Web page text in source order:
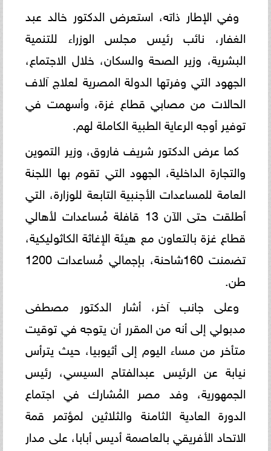
وفي الإطار ذاته، استعرض الدكتور خالد عبد
الغفار، نائب رئيس مجلس الوزراء للتنمية
البشرية، وزير الصحة والسكان، خلال الاجتماع،
الجهود التي وفرتها الدولة المصرية لعلاج آلاف
الحالات من مصابي قطاع غزة، وأسهمت في
توفير أوجه الرعاية الطبية الكاملة لهم.
كما عرض الدكتور شريف فاروق، وزير التموين
والتجارة الداخلية، الجهود التي تقوم بها اللجنة
العامة للمساعدات الأجنبية التابعة للوزارة، التي
أطلقت حتى الآن 13 قافلة مُساعدات لأهالي
قطاع غزة بالتعاون مع هيئة الإغاثة الكاثوليكية،
تضمنت 160شاحنة، بإجمالي مُساعدات 1200
طن.
وعلى جانب آخر، أشار الدكتور مصطفى
مدبولي إلى أنه من المقرر أن يتوجه في توقيت
متأخر من مساء اليوم إلى أثيوبيا، حيث يترأس
نيابة عن الرئيس عبدالفتاح السيسي، رئيس
الجمهورية، وفد مصر المُشارك في اجتماع
الدورة العادية الثامنة والثلاثين لمؤتمر قمة
الاتحاد الأفريقي بالعاصمة أديس أبابا، على مدار